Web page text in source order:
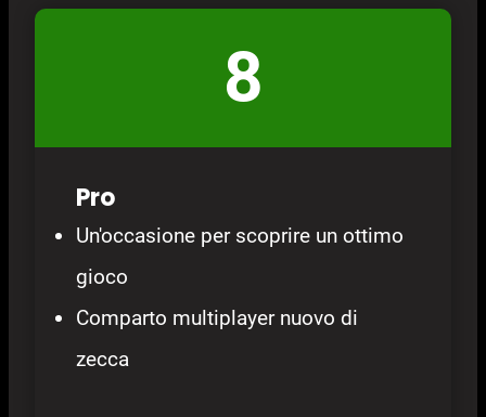
8
Pro
Un'occasione per scoprire un ottimo
gioco
Comparto multiplayer nuovo di
zecca